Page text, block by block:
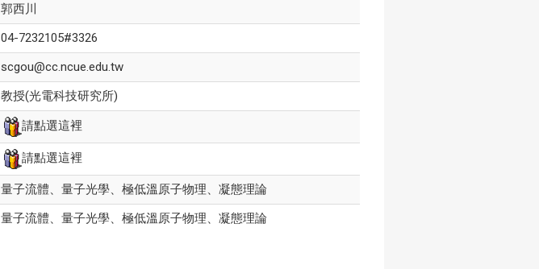
郭西川
04-7232105#3326
scgou@cc.ncue.edu.tw
教授(光電科技研究所)
請點選這裡
請點選這裡
量子流體、量子光學、極低溫原子物理、凝態理論
量子流體、量子光學、極低溫原子物理、凝態理論